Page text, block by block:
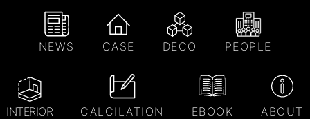
NEWS CASE DECO PEOPLE
INTERIOR CALCILATION EBOOK ABOUT